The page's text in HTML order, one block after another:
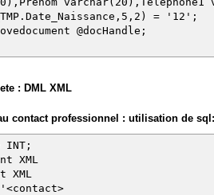
= '12';
@docHandle;
: DML XML
contact professionnel : utilisation de
INT;
XML
XML
'<contact>